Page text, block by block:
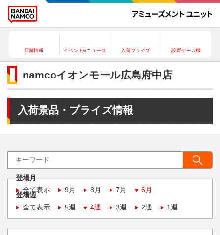
店舗情報 イベント&ニュース 入荷プライズ 設置ゲーム機
namcoイオンモール広島府中店
入荷景品・プライズ情報
登場月
全て表示
9月 8月 7月 6月
登場週
全て表示
5週 4週 3週 2週 1週